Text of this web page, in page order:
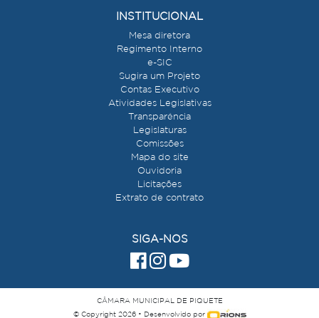
INSTITUCIONAL
Mesa diretora
Regimento Interno
e-SIC
Sugira um Projeto
Contas Executivo
Atividades Legislativas
Transparência
Legislaturas
Comissões
Mapa do site
Ouvidoria
Licitações
Extrato de contrato
SIGA-NOS
CÂMARA MUNICIPAL DE PIQUETE
© Copyright 2026 • Desenvolvido por